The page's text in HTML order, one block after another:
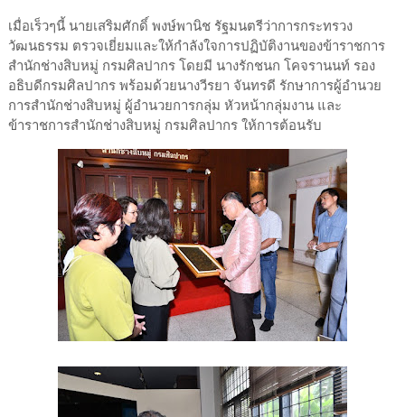
เมื่อเร็วๆนี้ นายเสริมศักดิ์ พงษ์พานิช รัฐมนตรีว่าการกระทรวง
วัฒนธรรม ตรวจเยี่ยมและให้กำลังใจการปฏิบัติงานของข้าราชการ
สำนักช่างสิบหมู่ กรมศิลปากร โดยมี นางรักชนก โคจรานนท์ รอง
อธิบดีกรมศิลปากร พร้อมด้วยนางวีรยา จันทรดี รักษาการผู้อำนวย
การสำนักช่างสิบหมู่ ผู้อำนวยการกลุ่ม หัวหน้ากลุ่มงาน และ
ข้าราชการสำนักช่างสิบหมู่ กรมศิลปากร ให้การต้อนรับ